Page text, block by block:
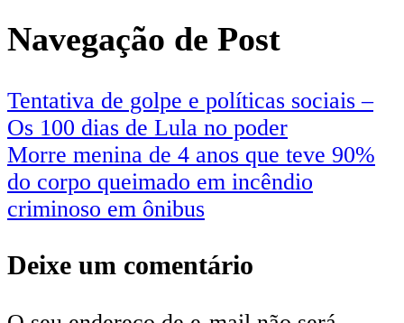
Navegação de Post
Tentativa de golpe e políticas sociais –
Os 100 dias de Lula no poder
Morre menina de 4 anos que teve 90%
do corpo queimado em incêndio
criminoso em ônibus
Deixe um comentário